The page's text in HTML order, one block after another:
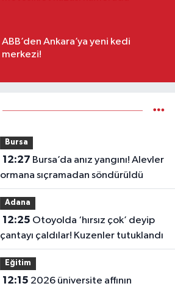
ABB’den Ankara’ya yeni kedi
merkezi!
Bursa
12:27
ormana sıçramadan söndürüldü
Adana
12:25
çantayı çaldılar! Kuzenler tutuklandı
Eğitim
12:15